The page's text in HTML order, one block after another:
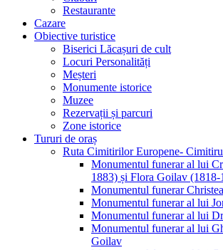
Restaurante
Cazare
Obiective turistice
Biserici Lăcașuri de cult
Locuri Personalități
Meșteri
Monumente istorice
Muzee
Rezervații și parcuri
Zone istorice
Tururi de oraș
Ruta Cimitirilor Europene-
Monumentul funerar al lui
1883) și Flora Goilav (1818-
Monumentul funerar
Monumentul funerar al lui
Monumentul funerar al lui
Monumentul funerar al lui
Goilav